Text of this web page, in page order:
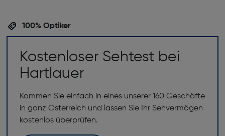
100% Optiker
Kostenloser Sehtest bei
Hartlauer
Kommen Sie einfach in eines unserer 160 Geschäfte
in ganz Österreich und lassen Sie Ihr Sehvermögen
kostenlos überprüfen.